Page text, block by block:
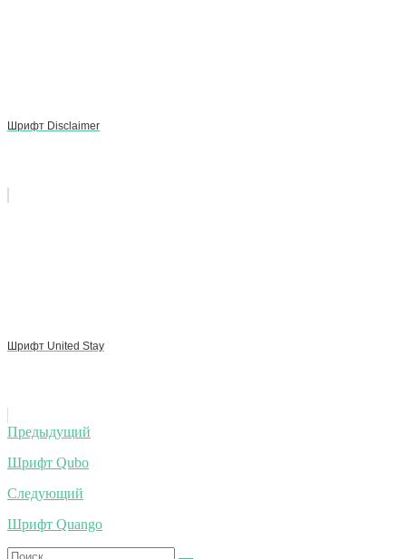
Шрифт Disclaimer
Шрифт United Stay
Навигация
по
записям
Предыдущий
Шрифт Qubo
Следующий
Шрифт Quango
Искать: